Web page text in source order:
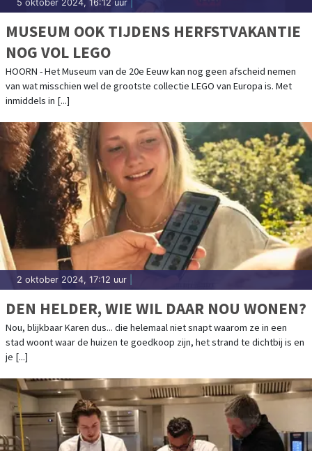
5 oktober 2024, 16:12 uur
MUSEUM OOK TIJDENS HERFSTVAKANTIE
NOG VOL LEGO
HOORN - Het Museum van de 20e Eeuw kan nog geen afscheid nemen
van wat misschien wel de grootste collectie LEGO van Europa is. Met
inmiddels in [...]
2 oktober 2024, 17:12 uur
DEN HELDER, WIE WIL DAAR NOU WONEN?
Nou, blijkbaar Karen dus... die helemaal niet snapt waarom ze in een
stad woont waar de huizen te goedkoop zijn, het strand te dichtbij is en
je [...]